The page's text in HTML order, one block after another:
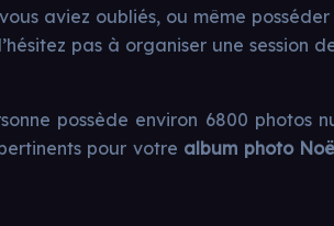
aviez oubliés, ou même
pas à organiser une session
possède environ 6800 photos
pour votre album photo